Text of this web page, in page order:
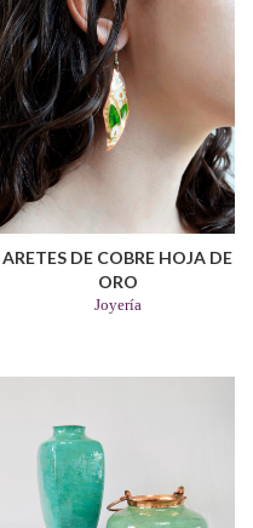
ARETES DE COBRE HOJA DE
ORO
Joyería